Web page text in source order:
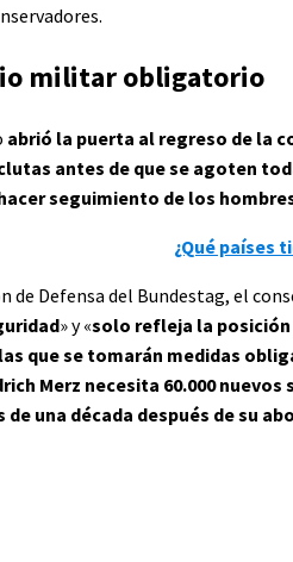
militar obligatorio
abrió la puerta al regreso de la
antes de que se agoten
seguimiento de los
¿Qué países
de Defensa del Bundestag, el
» y «solo refleja la posición
que se tomarán medidas
Merz necesita 60.000
una década después de su